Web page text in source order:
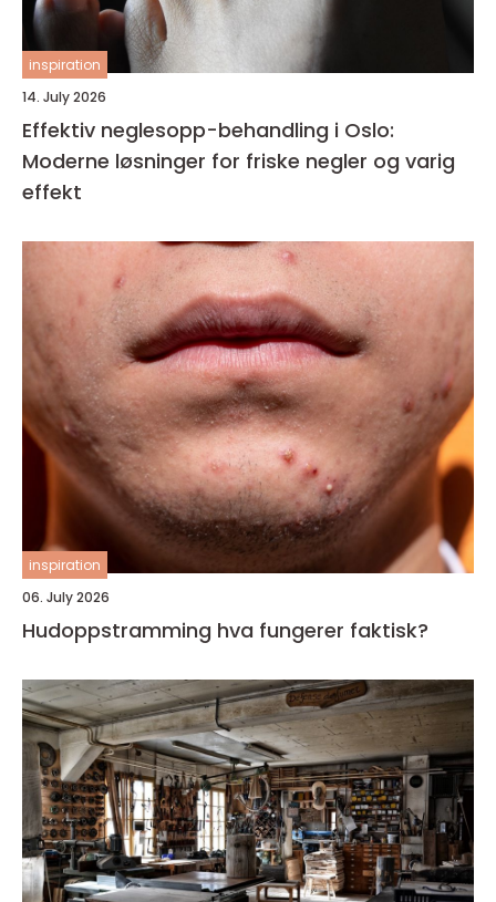
inspiration
14. July 2026
Effektiv neglesopp-behandling i Oslo:
Moderne løsninger for friske negler og varig
effekt
inspiration
06. July 2026
Hudoppstramming hva fungerer faktisk?